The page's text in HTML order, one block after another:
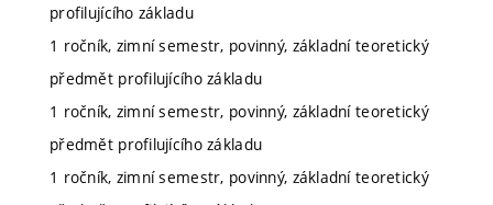
profilujícího základu
1 ročník, zimní semestr, povinný, základní teoretický
předmět profilujícího základu
1 ročník, zimní semestr, povinný, základní teoretický
předmět profilujícího základu
1 ročník, zimní semestr, povinný, základní teoretický